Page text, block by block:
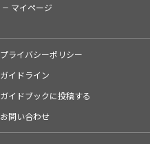
マイページ
プライバシーポリシー
ガイドライン
ガイドブックに投稿する
お問い合わせ